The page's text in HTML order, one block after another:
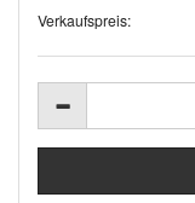
Verkaufspreis: